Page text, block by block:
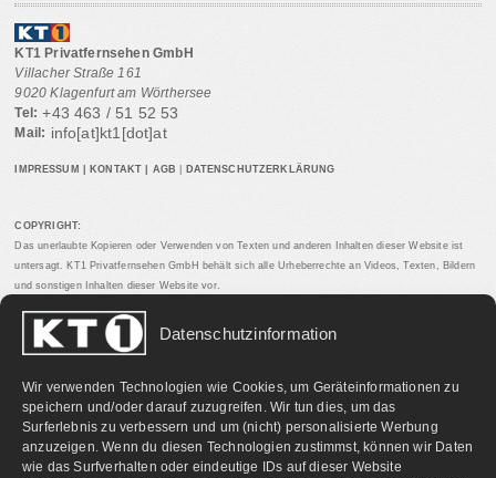
Datenschutzinformation
Wir verwenden Technologien wie Cookies, um Geräteinformationen zu
speichern und/oder darauf zuzugreifen. Wir tun dies, um das
Surferlebnis zu verbessern und um (nicht) personalisierte Werbung
anzuzeigen. Wenn du diesen Technologien zustimmst, können wir Daten
wie das Surfverhalten oder eindeutige IDs auf dieser Website
KT1 Privatfernsehen GmbH
Villacher Straße 161
9020 Klagenfurt am Wörthersee
Tel: +43 463 / 51 52 53
Mail: info[at]kt1[dot]at
IMPRESSUM KONTAKT AGB DATENSCHUTZERKLÄRUNG
COPYRIGHT:
Das unerlaubte Kopieren oder Verwenden von Texten und anderen Inhalten dieser Website ist
untersagt. KT1 Privatfernsehen GmbH behält sich alle Urheberrechte an Videos, Texten, Bildern
und sonstigen Inhalten dieser Website vor.
PARTNERLINKS: